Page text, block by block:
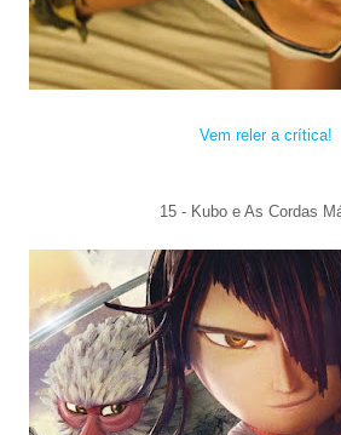
Vem reler a crítica!
15 - Kubo e As Cordas